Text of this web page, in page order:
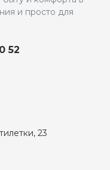
и просто для
23
52